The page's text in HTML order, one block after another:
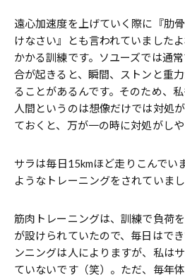
遠心加速度を上げていく際に『肋
けなさい』とも言われていました
かかる訓練です。ソユーズでは通
合が起きると、瞬間、ストンと重
ることがあるんです。そのため、
人間というのは想像だけでは対処
ておくと、万が一の時に対処がしや
――サラは毎日15kmほど走りこんで
ようなトレーニングをされていまし
筋肉トレーニングは、訓練で負荷
が設けられていたので、毎日はで
ンニングは人によりますが、私は
ていないです（笑）。ただ、毎年